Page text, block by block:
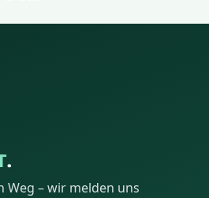
.
Weg – wir melden uns